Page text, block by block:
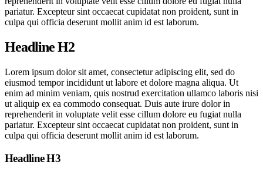
pariatur. Excepteur sint occaecat cupidatat non proident, sunt in
culpa qui officia deserunt mollit anim id est laborum.
Headline H2
Lorem ipsum dolor sit amet, consectetur adipiscing elit, sed do
eiusmod tempor incididunt ut labore et dolore magna aliqua. Ut
enim ad minim veniam, quis nostrud exercitation ullamco laboris nisi
ut aliquip ex ea commodo consequat. Duis aute irure dolor in
reprehenderit in voluptate velit esse cillum dolore eu fugiat nulla
pariatur. Excepteur sint occaecat cupidatat non proident, sunt in
culpa qui officia deserunt mollit anim id est laborum.
Headline H3